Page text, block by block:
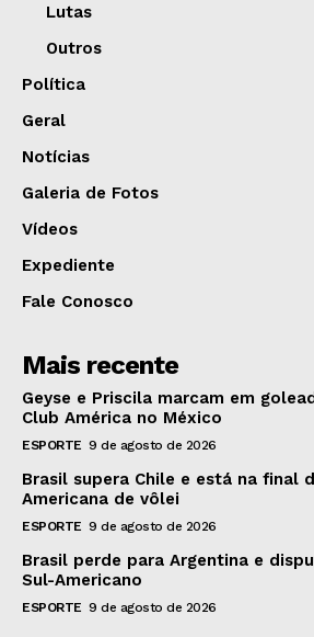
Lutas
Outros
Política
Geral
Notícias
Galeria de Fotos
Vídeos
Expediente
Fale Conosco
Mais recente
Geyse e Priscila marcam em
Club América no México
ESPORTE 9 de agosto de 2026
Brasil supera Chile e está na final
Americana de vôlei
ESPORTE 9 de agosto de 2026
Brasil perde para Argentina e
Sul-Americano
ESPORTE 9 de agosto de 2026